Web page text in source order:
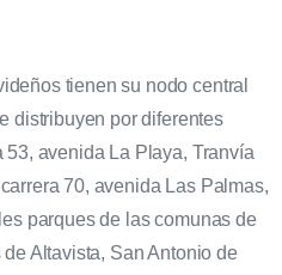
tienen su nodo central
distribuyen por diferentes
avenida La Playa, Tranvía
70, avenida Las Palmas,
parques de las comunas de
Altavista, San Antonio de